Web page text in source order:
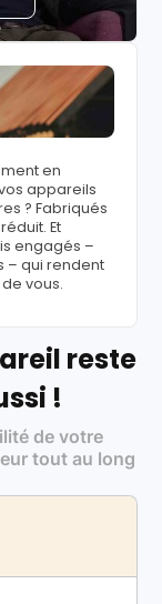
en
appareils
? Fabriqués
Et
engagés –
– qui rendent
vous.
reste
!
de votre
tout au long